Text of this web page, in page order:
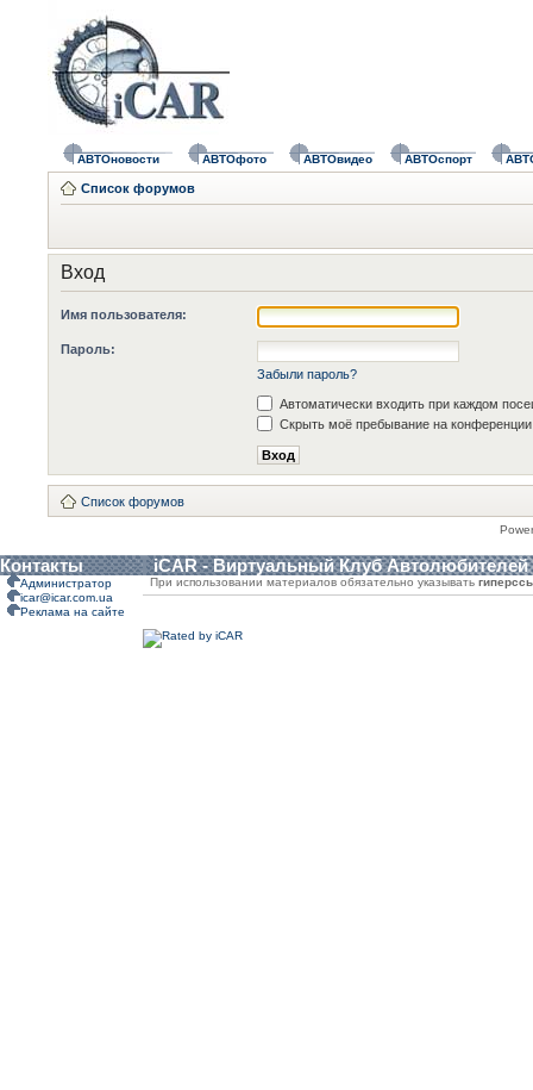
АВТОновости АВТОфото АВТОвидео АВТОспорт
Список форумов
Вход
Имя пользователя:
Пароль:
Забыли пароль?
Автоматически входить при каждом
Скрыть моё пребывание на конференции
Список форумов
Контакты iCAR - Виртуальный Клуб Автолюбителей
Администратор
icar@icar.com.ua
Реклама на сайте
При использовании материалов обязательно указывать